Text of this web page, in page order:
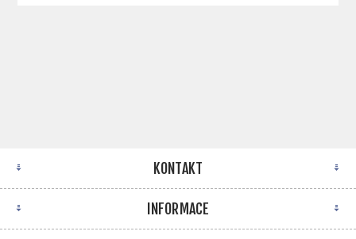
KONTAKT
INFORMACE